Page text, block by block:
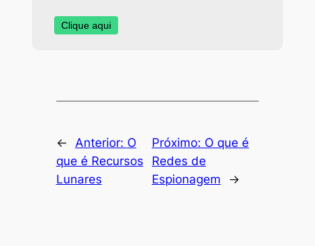
Clique aqui
← Anterior: O
que é Recursos
Lunares
Próximo: O que é
Redes de
Espionagem
→